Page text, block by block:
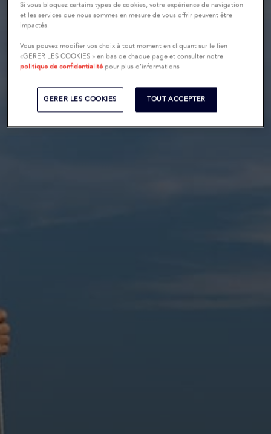
Si vous bloquez certains types de cookies, votre expérience de navigation
et les services que nous sommes en mesure de vous offrir peuvent être
impactés.
Vous pouvez modifier vos choix à tout moment en cliquant sur le lien
«GERER LES COOKIES » en bas de chaque page et consulter notre
politique de confidentialité pour plus d’informations
GERER LES COOKIES TOUT ACCEPTER